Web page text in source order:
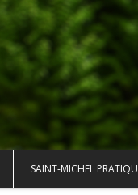
SAINT-MICHEL